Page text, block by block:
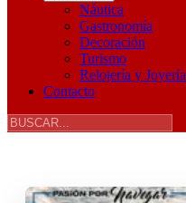
Náutica
Gastronomía
Decoración
Turismo
Relojería y Joyería
Contacto